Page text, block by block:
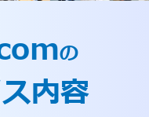
の
内容